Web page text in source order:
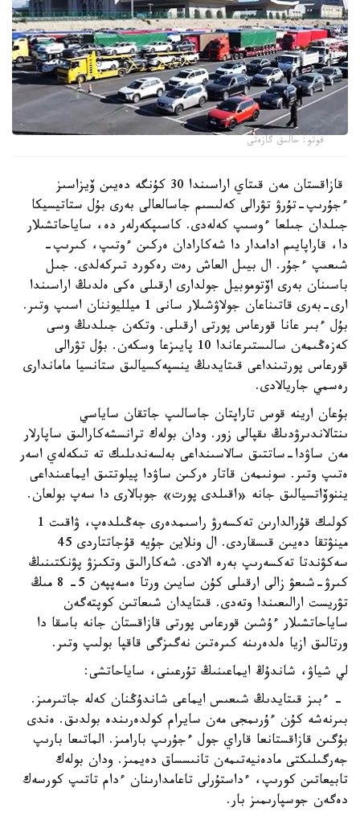
فوتو: حالىق گازەتى
قازاقستان مەن قىتاي اراسىندا 30 كۇنگە دەيىن ۆيزاسىز
ءجۇرىپ-تۇرۋ تۋرالى كەلىسىم جاسالعالى بەرى بۇل ستاتيسيكا
جىلدان جىلعا ءوسىپ كەلەدى. كاسىپكەرلەر دە، ساياحاتشىلار
دا، قاراپايىم ادامدار دا شەكارادان ەركىن ءوتىپ، كىرىپ-
شىعىپ ءجۇر. ال بيىل العاش رەت رەكورد تىركەلدى. جىل
باسىنان بەرى اۆتوموبيل جولدارى ارقىلى ەكى ەلدىڭ اراسىندا
ارى-بەرى قاتىناعان جولاۋشىلار سانى 1 ميلليوننان اسىپ وتىر.
بۇل ءبىر عانا قورعاس پورتى ارقىلى. وتكەن جىلدىڭ وسى
كەزەڭىمەن سالىستىرعاندا 10 پايىزعا وسكەن. بۇل تۋرالى
قورعاس پورتىنداعى قىتايدىڭ ينسپەكسيالىق ستانسيا ماماندارى
رەسمي جاريالادى.
بۇعان ارينە قوس تاراپتان جاسالىپ جاتقان ساياسي
ىنتالاندىرۋدىڭ ىقپالى زور. ودان بولەك ترانسشەكارالىق ساپارلار
مەن ساۋدا-ساتتىق سالاسىنداعى بەلسەندىلىك تە تىكەلەي اسەر
ەتىپ وتىر. سونىمەن قاتار ەركىن ساۋدا پيلوتتىق ايماعىنداعى
يننوۆاتسيالىق جانە «اقىلدى پورت» جوبالارى دا سەپ بولعان.
كولىك قۇرالدارىن تەكسەرۋ راسىمدەرى جەڭىلدەپ، ۋاقىت 1
مينۋتقا دەيىن قىسقاردى. ال ونلاين جۇيە قۇجاتتاردى 45
سەكۋندتا تەكسەرىپ بەرە الادى. شەكارالىق وتكىزۋ پۋنكتىنىڭ
كىرۋ-شىعۋ زالى ارقىلى كۇن سايىن ورتا ەسەپپەن 5- 8 مىڭ
تۋريست ارالىعىندا وتەدى. قىتايدان شىعاتىن كوپتەگەن
ساياحاتشىلار ءۇشىن قورعاس پورتى قازاقستان جانە باسقا دا
ورتالىق ازيا ەلدەرىنە كىرەتىن نەگىزگى قاقپا بولىپ وتىر.
لي شياۋ، شاندۇڭ ايماعىنىڭ تۇرعىنى، ساياحاتشى:
- ءبىز قىتايدىڭ شىعىس ايماعى شاندۇڭنان كەلە جاتىرمىز.
بىرنەشە كۇن ءۇرىمجى مەن سايرام كولدەرىندە بولدىق. ەندى
بۇگىن قازاقستانعا قاراي جول ءجۇرىپ بارامىز. الماتىعا بارىپ
جەرگىلىكتى مادەنيەتىمەن تانىسساق دەيمىز. ودان بولەك
تابيعاتىن كورىپ، ءداستۇرلى تاعامدارىنان ءدام تاتىپ كورسەك
دەگەن جوسپارىمىز بار.